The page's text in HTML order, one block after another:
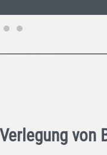
von